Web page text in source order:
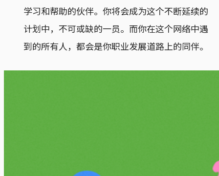
学习和帮助的伙伴。你将会成为这个不断延续的
计划中，不可或缺的一员。而你在这个网络中遇
到的所有人，都会是你职业发展道路上的同伴。